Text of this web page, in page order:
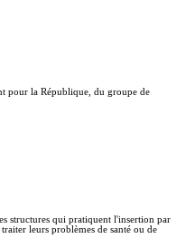
pour la République, du groupe de
structures qui pratiquent l'insertion par
leurs problèmes de santé ou de